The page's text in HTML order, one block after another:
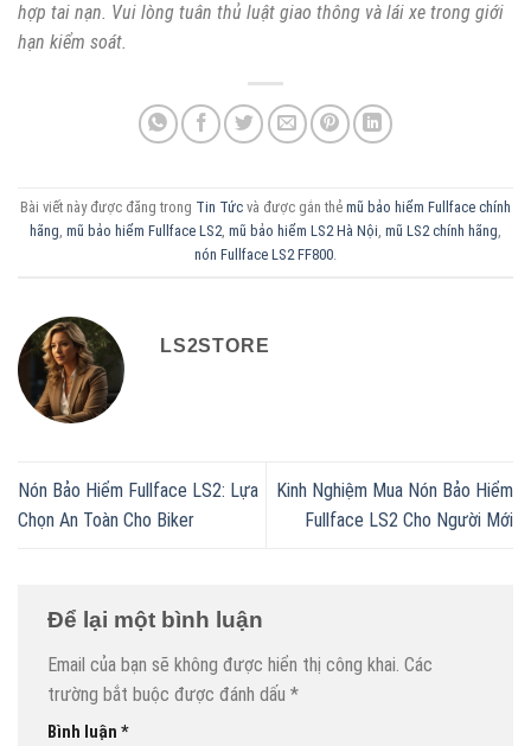
hợp tai nạn. Vui lòng tuân thủ luật giao thông và lái xe trong giới
hạn kiểm soát.
Bài viết này được đăng trong Tin Tức và được gắn thẻ mũ bảo hiểm Fullface chính
hãng, mũ bảo hiểm Fullface LS2, mũ bảo hiểm LS2 Hà Nội, mũ LS2 chính hãng,
nón Fullface LS2 FF800.
LS2STORE
Nón Bảo Hiểm Fullface LS2: Lựa
Chọn An Toàn Cho Biker
Kinh Nghiệm Mua Nón Bảo Hiểm
Fullface LS2 Cho Người Mới
Để lại một bình luận
Email của bạn sẽ không được hiển thị công khai. Các
trường bắt buộc được đánh dấu *
Bình luận *